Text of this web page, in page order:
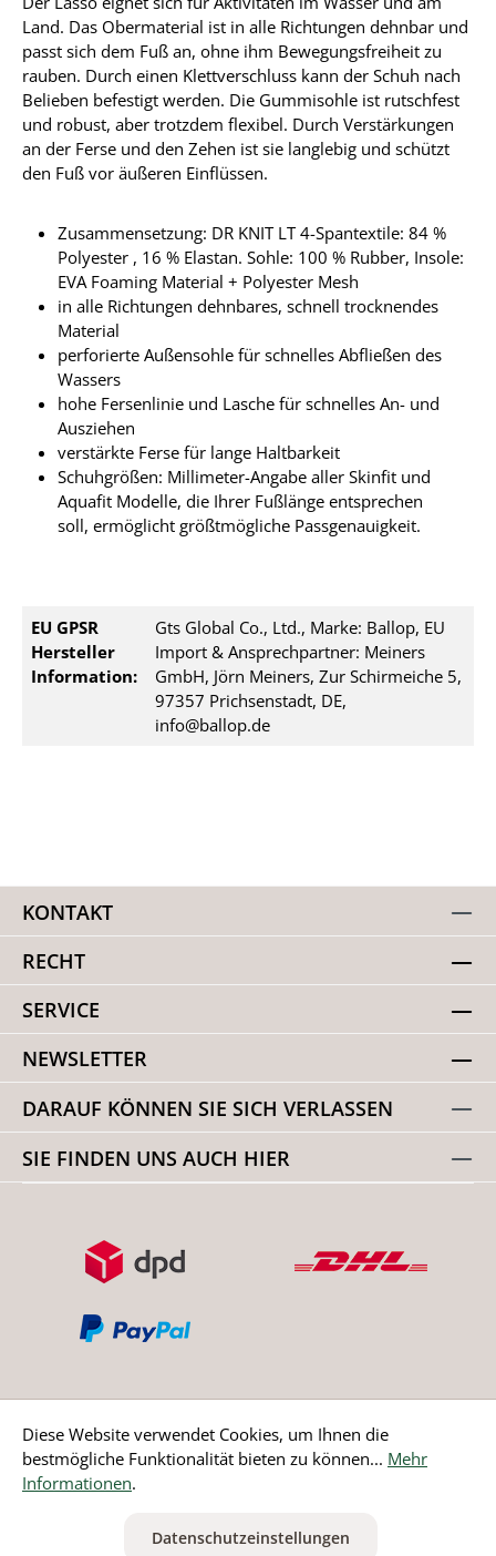
Land. Das Obermaterial ist in alle Richtungen dehnbar und
passt sich dem Fuß an, ohne ihm Bewegungsfreiheit zu
rauben. Durch einen Klettverschluss kann der Schuh nach
Belieben befestigt werden. Die Gummisohle ist rutschfest
und robust, aber trotzdem flexibel. Durch Verstärkungen
an der Ferse und den Zehen ist sie langlebig und schützt
den Fuß vor äußeren Einflüssen.
Zusammensetzung: DR KNIT LT 4-Spantextile: 84 %
Polyester , 16 % Elastan. Sohle: 100 % Rubber, Insole:
EVA Foaming Material + Polyester Mesh
in alle Richtungen dehnbares, schnell trocknendes
Material
perforierte Außensohle für schnelles Abfließen des
Wassers
hohe Fersenlinie und Lasche für schnelles An- und
Ausziehen
verstärkte Ferse für lange Haltbarkeit
Schuhgrößen: Millimeter-Angabe aller Skinfit und
Aquafit Modelle, die Ihrer Fußlänge entsprechen
soll, ermöglicht größtmögliche Passgenauigkeit.
EU GPSR
Hersteller
Information:
Gts Global Co., Ltd., Marke: Ballop, EU
Import & Ansprechpartner: Meiners
GmbH, Jörn Meiners, Zur Schirmeiche 5,
97357 Prichsenstadt, DE,
info@ballop.de
KONTAKT
RECHT
SERVICE
NEWSLETTER
DARAUF KÖNNEN SIE SICH VERLASSEN
SIE FINDEN UNS AUCH HIER
Bestellung widerrufen
ausgenommen Nicht EU-Länder
Diese Website verwendet Cookies, um Ihnen die
bestmögliche Funktionalität bieten zu können... Mehr
Informationen.
Datenschutzeinstellungen